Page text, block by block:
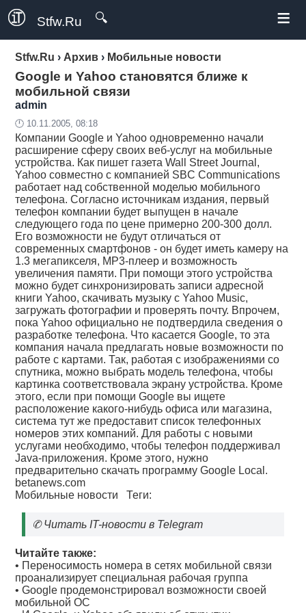
Stfw.Ru 🔍 ≡
Stfw.Ru › Архив › Мобильные новости
Google и Yahoo становятся ближе к
мобильной связи
admin
🕛 10.11.2005, 08:18
Компании Google и Yahoo одновременно начали
расширение сферу своих веб-услуг на мобильные
устройства. Как пишет газета Wall Street Journal,
Yahoo совместно с компанией SBC Communications
работает над собственной моделью мобильного
телефона. Согласно источникам издания, первый
телефон компании будет выпущен в начале
следующего года по цене примерно 200-300 долл.
Его возможности не будут отличаться от
современных смартфонов - он будет иметь камеру на
1.3 мегапикселя, MP3-плеер и возможность
увеличения памяти. При помощи этого устройства
можно будет синхронизировать записи адресной
книги Yahoo, скачивать музыку с Yahoo Music,
загружать фотографии и проверять почту. Впрочем,
пока Yahoo официально не подтвердила сведения о
разработке телефона. Что касается Google, то эта
компания начала предлагать новые возможности по
работе с картами. Так, работая с изображениями со
спутника, можно выбрать модель телефона, чтобы
картинка соответствовала экрану устройства. Кроме
этого, если при помощи Google вы ищете
расположение какого-нибудь офиса или магазина,
система тут же предоставит список телефонных
номеров этих компаний. Для работы с новыми
услугами необходимо, чтобы телефон поддерживал
Java-приложения. Кроме этого, нужно
предварительно скачать программу Google Local.
betanews.com
Мобильные новости Теги:
✆Читать IT-новости в Telegram
Читайте также:
• Переносимость номера в сетях мобильной связи
проанализирует специальная рабочая группа
•Google продемонстрировал возможности своей
мобильной ОС